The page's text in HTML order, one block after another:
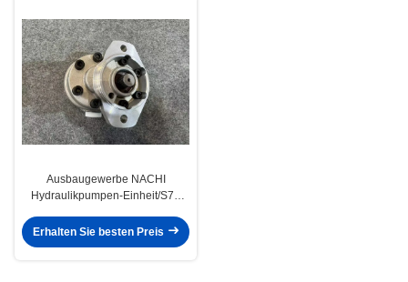
Ausbaugewerbe NACHI
Hydraulikpumpen-Einheit/S70
Erhalten Sie besten Preis